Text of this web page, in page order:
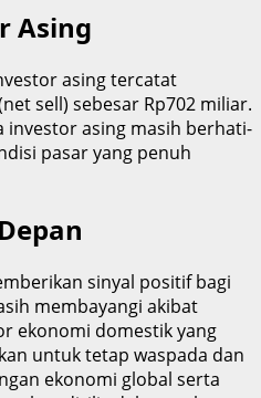
Asing
asing tercatat
sell) sebesar Rp702 miliar.
investor asing masih berhati-
pasar yang penuh
sinyal positif bagi
membayangi akibat
ekonomi domestik yang
untuk tetap waspada dan
ekonomi global serta